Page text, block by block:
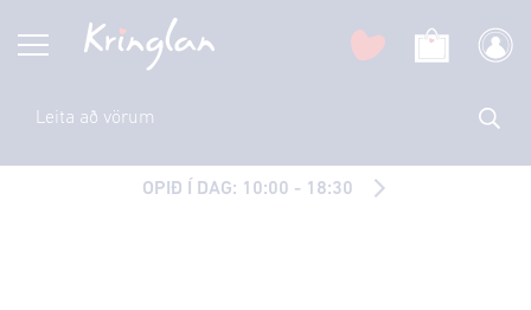
OPIÐ Í DAG: 10:00 - 18:30